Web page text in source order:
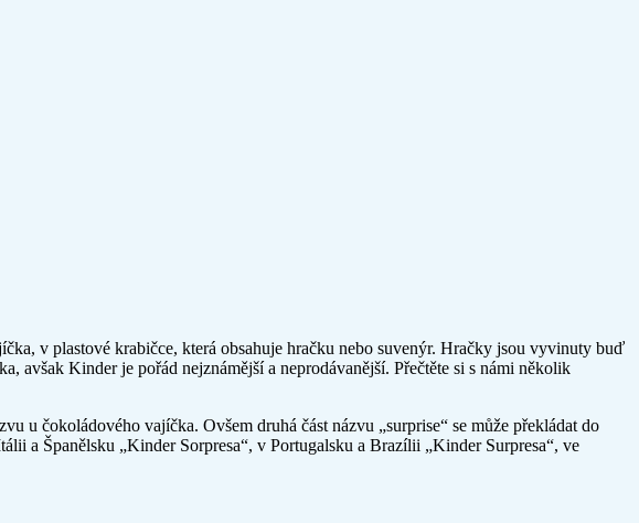
v plastové krabičce, která obsahuje hračku nebo suvenýr. Hračky jsou vyvinuty buď
avšak Kinder je pořád nejznámější a neprodávanější. Přečtěte si s námi několik
u čokoládového vajíčka. Ovšem druhá část názvu „surprise“ se může překládat do
a Španělsku „Kinder Sorpresa“, v Portugalsku a Brazílii „Kinder Surpresa“, ve